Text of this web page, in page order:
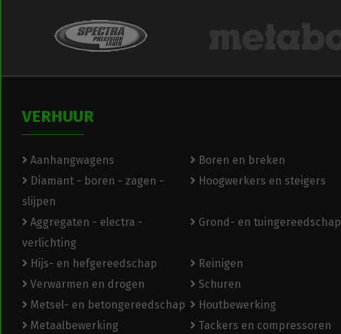
VERHUUR
Aanhangwagens
Boren en breken
Diamant - boren - zagen -
slijpen
Hoogwerkers en steigers
Aggregaten - electra -
verlichting
Grond- en tuingereedschap
Hijs- en hefgereedschap
Reinigen
Verwarmen en drogen
Schuren
Metsel- en betongereedschap
Houtbewerking
Metaalbewerking
Tackers en compressoren